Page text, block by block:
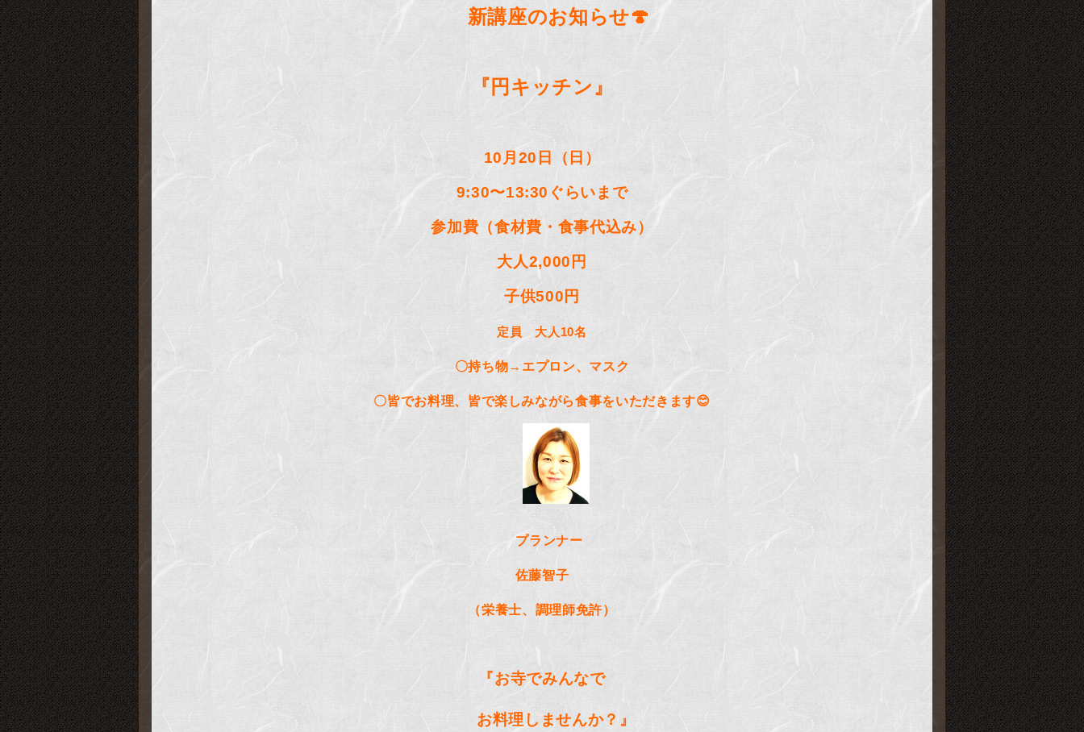
新講座のお知らせ🍄
『円キッチン』
10 月 20 日（日）
9:30〜13:30 ぐらいまで
参加費（食材費・食事代込み）
大人2,000 円
子供500 円
定員 大人 10名
〇持ち物→ エプロン、マスク
〇皆でお料理、皆で楽しみながら食事をいただきます😊
プランナー
佐藤智子
（栄養士、調理師免許）
『お寺でみんなで
お料理しませんか？』